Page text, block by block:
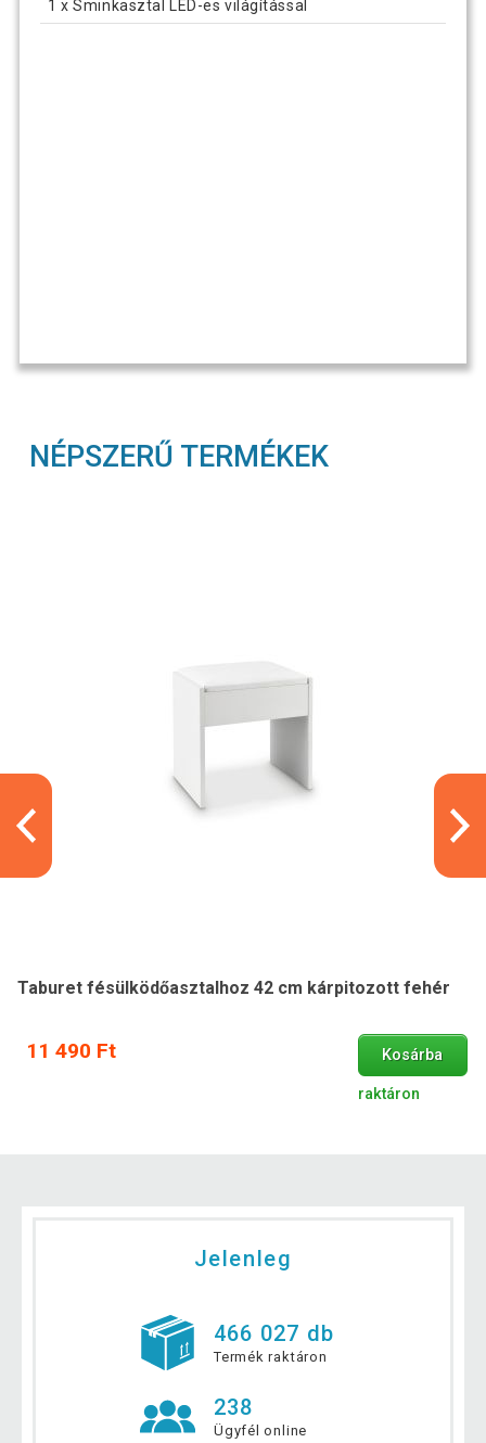
1 x Sminkasztal LED-es világítással
NÉPSZERŰ TERMÉKEK
Taburet fésülködőasztalhoz 42 cm kárpitozott fehér
11 490 Ft Kosárba
raktáron
Jelenleg
466 027 db
Termék raktáron
238
Ügyfél online